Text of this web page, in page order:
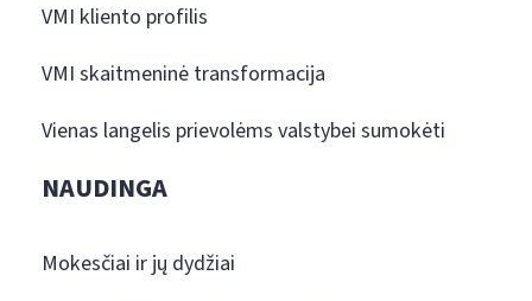
VMI kliento profilis
VMI skaitmeninė transformacija
Vienas langelis prievolėms valstybei sumokėti
NAUDINGA
Mokesčiai ir jų dydžiai